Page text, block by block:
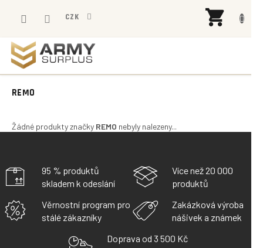
CZK
REMO
Žádné produkty značky REMO nebyly nalezeny...
95 % produktů
skladem k odeslání
Více než 20 000
produktů
Věrnostní program pro
stálé zákazníky
Zakázková výroba
nášivek a známek
Doprava od 3 500 Kč